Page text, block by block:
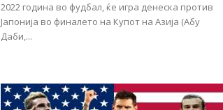
2022 година во фудбал, ќе игра денеска против
Јапонија во финалето на Купот на Азија (Абу
Даби,...